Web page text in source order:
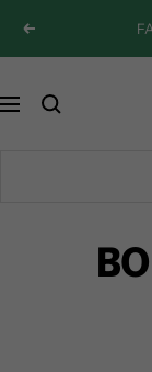
Previous
Navigation